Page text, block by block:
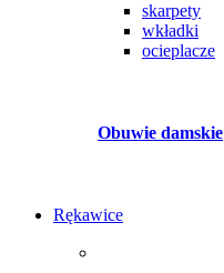
skarpety
wkładki
ocieplacze
Obuwie damskie
Rękawice